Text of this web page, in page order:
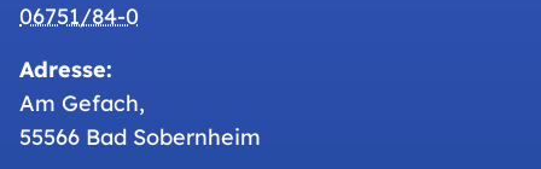
06751/84-0
Adresse:
Am Gefach,
55566 Bad Sobernheim